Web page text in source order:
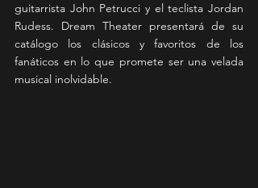
guitarrista John Petrucci y el teclista Jordan
Rudess. Dream Theater presentará de su
catálogo los clásicos y favoritos de los
fanáticos en lo que promete ser una velada
musical inolvidable.